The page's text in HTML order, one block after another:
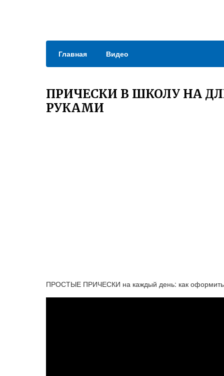
Главная Видео
ПРИЧЕСКИ В ШКОЛУ НА
РУКАМИ
ПРОСТЫЕ ПРИЧЕСКИ на каждый день: как оформить